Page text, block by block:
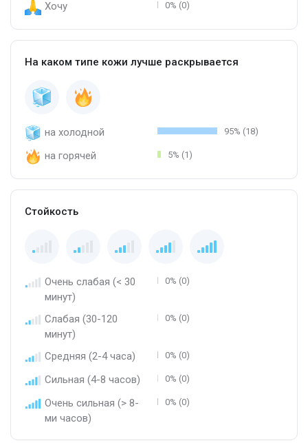
Хочу 0% (0)
На каком типе кожи лучше раскрывается
на холодной 95% (18)
на горячей 5% (1)
Стойкость
Очень слабая (< 30
минут)
0% (0)
Слабая (30-120
минут)
0% (0)
Средняя (2-4 часа) 0% (0)
Сильная (4-8 часов) 0% (0)
Очень сильная (> 8-
ми часов)
0% (0)